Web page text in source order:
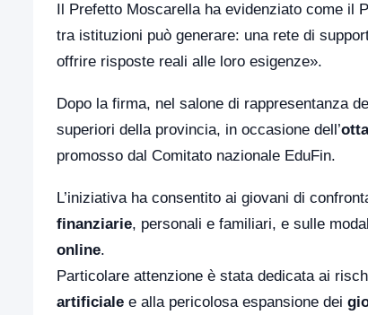
Il Prefetto Moscarella ha evidenziato come il
tra istituzioni può generare: una rete di
offrire risposte reali alle loro esigenze».
Dopo la firma, nel salone di rappresentanza
superiori della provincia, in occasione dell’
promosso dal Comitato nazionale EduFin.
L’iniziativa ha consentito ai giovani di
finanziarie, personali e familiari, e sulle
online.
Particolare attenzione è stata dedicata ai
artificiale e alla pericolosa espansione dei